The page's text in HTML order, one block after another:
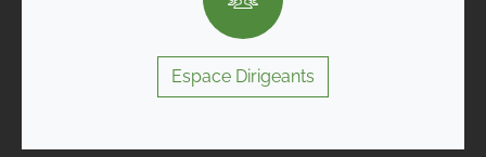
Espace Dirigeants